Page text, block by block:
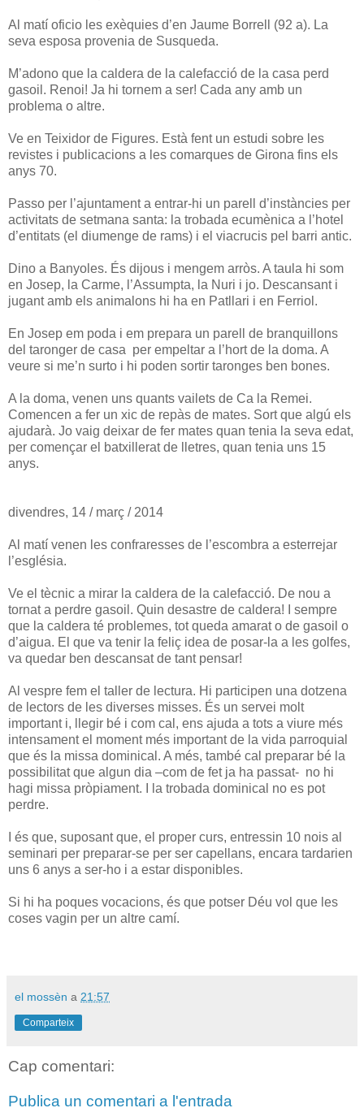
Al matí oficio les exèquies d’en Jaume Borrell (92 a). La
seva esposa provenia de Susqueda.
M’adono que la caldera de la calefacció de la casa perd
gasoil. Renoi! Ja hi tornem a ser! Cada any amb un
problema o altre.
Ve en Teixidor de Figures. Està fent un estudi sobre les
revistes i publicacions a les comarques de Girona fins els
anys 70.
Passo per l’ajuntament a entrar-hi un parell d’instàncies per
activitats de setmana santa: la trobada ecumènica a l’hotel
d’entitats (el diumenge de rams) i el viacrucis pel barri antic.
Dino a Banyoles. És dijous i mengem arròs. A taula hi som
en Josep, la Carme, l’Assumpta, la Nuri i jo. Descansant i
jugant amb els animalons hi ha en Patllari i en Ferriol.
En Josep em poda i em prepara un parell de branquillons
del taronger de casa per empeltar a l’hort de la doma. A
veure si me’n surto i hi poden sortir taronges ben bones.
A la doma, venen uns quants vailets de Ca la Remei.
Comencen a fer un xic de repàs de mates. Sort que algú els
ajudarà. Jo vaig deixar de fer mates quan tenia la seva edat,
per començar el batxillerat de lletres, quan tenia uns 15
anys.
divendres, 14 / març / 2014
Al matí venen les confraresses de l’escombra a esterrejar
l’església.
Ve el tècnic a mirar la caldera de la calefacció. De nou a
tornat a perdre gasoil. Quin desastre de caldera! I sempre
que la caldera té problemes, tot queda amarat o de gasoil o
d’aigua. El que va tenir la feliç idea de posar-la a les golfes,
va quedar ben descansat de tant pensar!
Al vespre fem el taller de lectura. Hi participen una dotzena
de lectors de les diverses misses. És un servei molt
important i, llegir bé i com cal, ens ajuda a tots a viure més
intensament el moment més important de la vida parroquial
que és la missa dominical. A més, també cal preparar bé la
possibilitat que algun dia –com de fet ja ha passat- no hi
hagi missa pròpiament. I la trobada dominical no es pot
perdre.
I és que, suposant que, el proper curs, entressin 10 nois al
seminari per preparar-se per ser capellans, encara tardarien
uns 6 anys a ser-ho i a estar disponibles.
Si hi ha poques vocacions, és que potser Déu vol que les
coses vagin per un altre camí.
el mossèn a 21:57
Comparteix
Cap comentari:
Publica un comentari a l'entrada